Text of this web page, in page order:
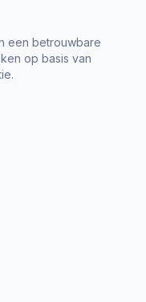
een betrouwbare
op basis van